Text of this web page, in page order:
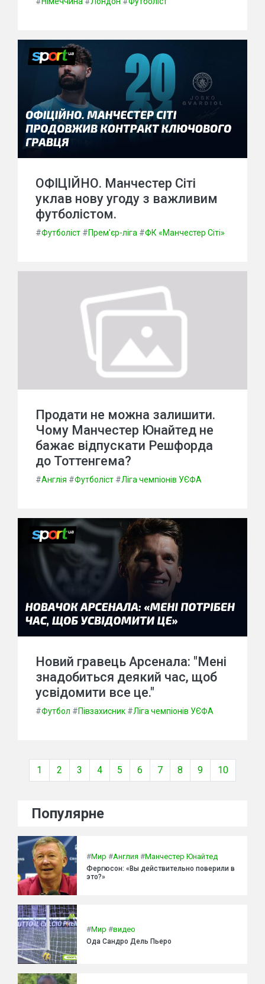
ОФІЦІЙНО. Манчестер Сіті
уклав нову угоду з важливим
футболістом.
#Футболіст #Прем'єр-ліга #ФК «Манчестер Сіті»
Продати не можна залишити.
Чому Манчестер Юнайтед не
бажає відпускати Решфорда
до Тоттенгема?
#Англія #Футболіст #Ліга чемпіонів УЄФА
Новий гравець Арсенала: "Мені
знадобиться деякий час, щоб
усвідомити все це."
#Футбол #Півзахисник #Ліга чемпіонів УЄФА
1 2 3 4 5 6 7 8 9 10
Популярне
#Мир #Англия #Манчестер Юнайтед
Фергюсон: «Вы действительно поверили в
это?»
#Мир #видео
Ода Сандро Дель Пьеро